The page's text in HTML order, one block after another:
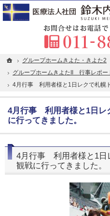
ホーム
グループホームきよた・きよた2
グループホームきよたII 行事レポー
4月行事 利用者様と1日レクで札幌
4月行事 利用者様と1日レ
に行ってきました。
胃カメラ・内視鏡検査・超音波検査の専門
札幌市清田区の内科・クリニックなら在宅往
4月行事 利用者様と1日
観戦に行ってきました。
ホーム
グループホームきよた・きよた2
グループホームきよたII 行事レポー
4月行事 利用者様と1日レクで札幌